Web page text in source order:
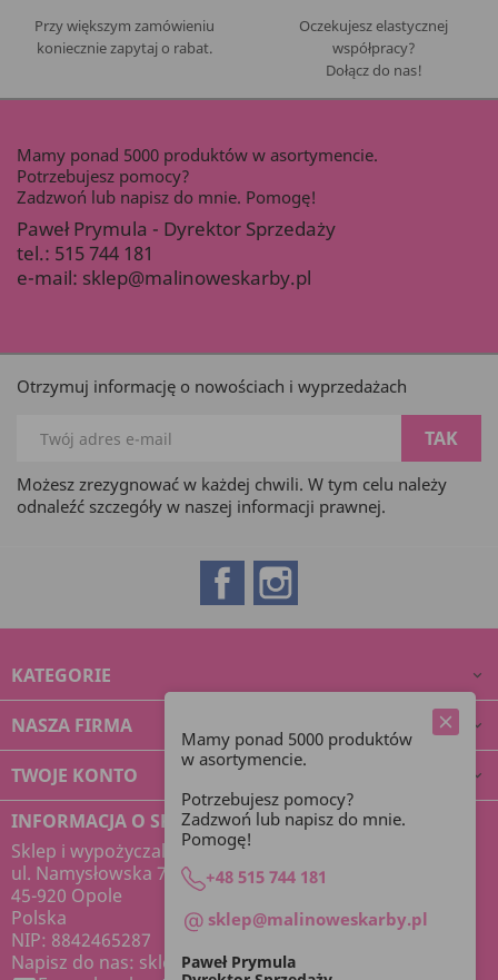
Przy większym zamówieniu
koniecznie zapytaj o rabat.
Oczekujesz elastycznej
współpracy?
Dołącz do nas!
Mamy ponad 5000 produktów w asortymencie.
Potrzebujesz pomocy?
Zadzwoń lub napisz do mnie. Pomogę!
Paweł Prymula - Dyrektor Sprzedaży
tel.: 515 744 181
e-mail: sklep@malinoweskarby.pl
Otrzymuj informację o nowościach i wyprzedażach
Możesz zrezygnować w każdej chwili. W tym celu należy
odnaleźć szczegóły w naszej informacji prawnej.
Facebook
KATEGORIE 
NASZA FIRMA 
TWOJE KONTO 
INFORMACJA O SKLEPIE
Sklep i wypożyczalnia dekoracji Malinowe Skarby
ul. Namysłowska 7
45-920 Opole
Polska
NIP: 8842465287
Napisz do nas: sklep@malinoweskarby.pl
Mamy ponad 5000 produktów
w asortymencie.
Potrzebujesz pomocy?
Zadzwoń lub napisz do mnie.
Pomogę!
+48 515 744 181
sklep@malinoweskarby.pl
Paweł Prymula